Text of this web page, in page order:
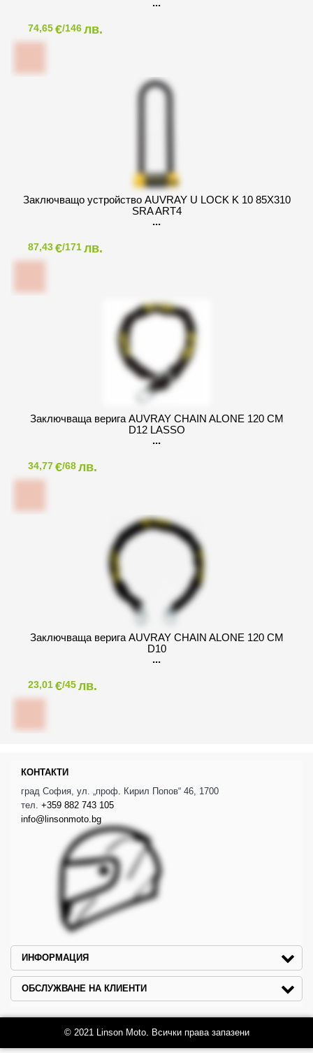
74,65€/146лв.
Заключващо устройство AUVRAY U LOCK K 10 85X310
SRA ART4
87,43€/171лв.
Заключваща верига AUVRAY CHAIN ALONE 120 CM
D12 LASSO
34,77€/68лв.
Заключваща верига AUVRAY CHAIN ALONE 120 CM
D10
23,01€/45лв.
КОНТАКТИ
град София, ул. „проф. Кирил Попов“ 46, 1700
тел. +359 882 743 105
info@linsonmoto.bg
ИНФОРМАЦИЯ
ОБСЛУЖВАНЕ НА КЛИЕНТИ
© 2021 Linson Moto. Всички права запазени